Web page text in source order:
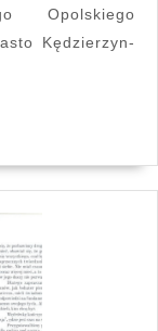
Opolskiego
Kędzierzyn-